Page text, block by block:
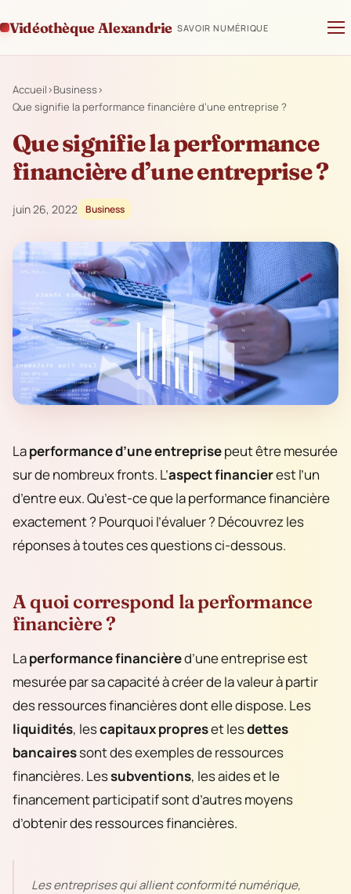
Vidéothèque Alexandrie SAVOIR NUMÉRIQUE
Accueil›Business›
Que signifie la performance financière d’une entreprise ?
Que signifie la performance
financière d’une entreprise ?
juin 26, 2022 Business
Laperformance d’une entreprisepeut être mesurée
sur de nombreux fronts. L’aspect financierest l’un
d’entre eux. Qu’est-ce que la performance financière
exactement ? Pourquoi l’évaluer ? Découvrez les
réponses à toutes ces questions ci-dessous.
A quoi correspond la performance
financière ?
Laperformance financièred’une entreprise est
mesurée par sa capacité à créer de la valeur à partir
des ressources financières dont elle dispose. Les
liquidités, lescapitaux propreset lesdettes
bancairessont des exemples de ressources
financières. Lessubventions, les aides et le
financement participatif sont d’autres moyens
d’obtenir des ressources financières.
Les entreprises qui allient conformité numérique,